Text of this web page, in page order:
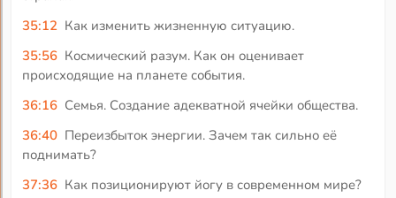
35:12 Как изменить жизненную ситуацию.
35:56 Космический разум. Как он оценивает
происходящие на планете события.
36:16 Семья. Создание адекватной ячейки общества.
36:40 Переизбыток энергии. Зачем так сильно её
поднимать?
37:36 Как позиционируют йогу в современном мире?